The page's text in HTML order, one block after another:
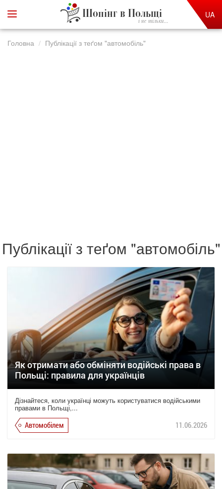
Шопінг в Польщі
і не тільки...
UA
Головна Публікації з теґом "автомобіль"
Публікації з теґом "автомобіль"
Як отримати або обміняти водійські права в
Польщі: правила для українців
Дізнайтеся, коли українці можуть користуватися водійськими
правами в Польщі,...
Автомобілем 11.06.2026